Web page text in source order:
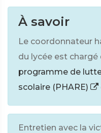
À savoir
Le coordonnateur
du lycée est
programme de
scolaire (PHARE)
Entretien avec la